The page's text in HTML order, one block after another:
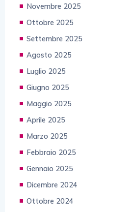
Novembre 2025
Ottobre 2025
Settembre 2025
Agosto 2025
Luglio 2025
Giugno 2025
Maggio 2025
Aprile 2025
Marzo 2025
Febbraio 2025
Gennaio 2025
Dicembre 2024
Ottobre 2024